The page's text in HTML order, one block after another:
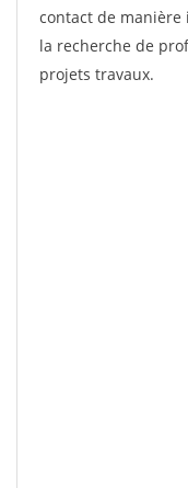
contact de manière
la recherche de
projets travaux.